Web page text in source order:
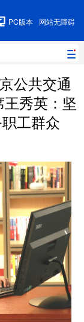
网站无障碍
PC版本
江苏
江西
湖南
重庆
西藏
宁夏
公共交通
秀英：坚
工群众